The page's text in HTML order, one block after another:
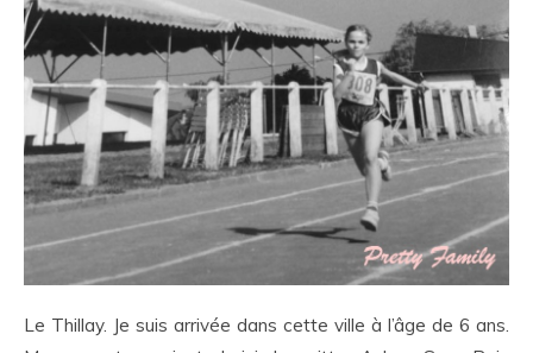
Le Thillay. Je suis arrivée dans cette ville à l’âge de 6 ans.